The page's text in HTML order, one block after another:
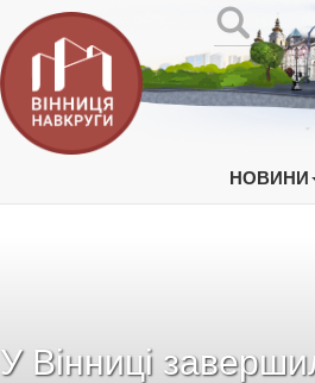
НОВИНИ
У Вінниці